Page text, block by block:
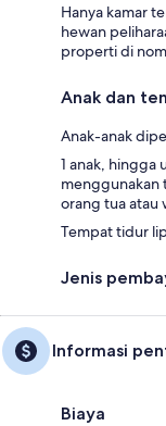
Hanya kamar
hewan
properti di
Anak dan
Anak-anak
1 anak, hingga
menggunakan
orang tua atau
Tempat tidur
Jenis
Informasi
Biaya